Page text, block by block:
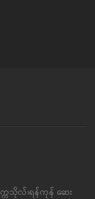
ကသိုလ်၊ရန်ကုန် ဆေး